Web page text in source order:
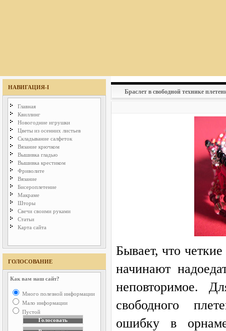
НАВИГАЦИЯ-I
Главная
Квиллинг
Новогодние игрушки
Цветы из осенних листьев
Складывание салфеток
Вязание крючком
Вышивка гладью
Вышивка крестиком
Фриволите
Вязание
Бисероплетение
Макраме
Шторы
Свечи своими руками
Статьи
Карта сайта
ГОЛОСОВАНИЕ
Как вам наш сайт?
Много полезной информации
Мало информации
Пустой
Браслет в свободной технике
Бывает, что
начинают
неповторимое.
свободного
ошибку в